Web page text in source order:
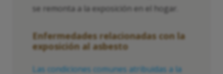
se remonta a la exposición en el hogar.
Enfermedades relacionadas con la
exposición al asbesto
Las condiciones comunes atribuidas a la